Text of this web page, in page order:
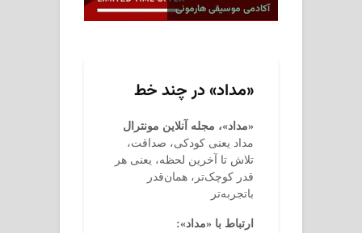
آکادمی موسیقی هارمونی
«مداد» در چند خط
«مداد»، مجله آنلاین مونترال
مداد یعنی کودکی، صداقت،
تلاش تا آخرین لحظه، یعنی هر
قدر کوچک‌تر، همان‌قدر
باتجربه‌تر
ارتباط با «مداد»: